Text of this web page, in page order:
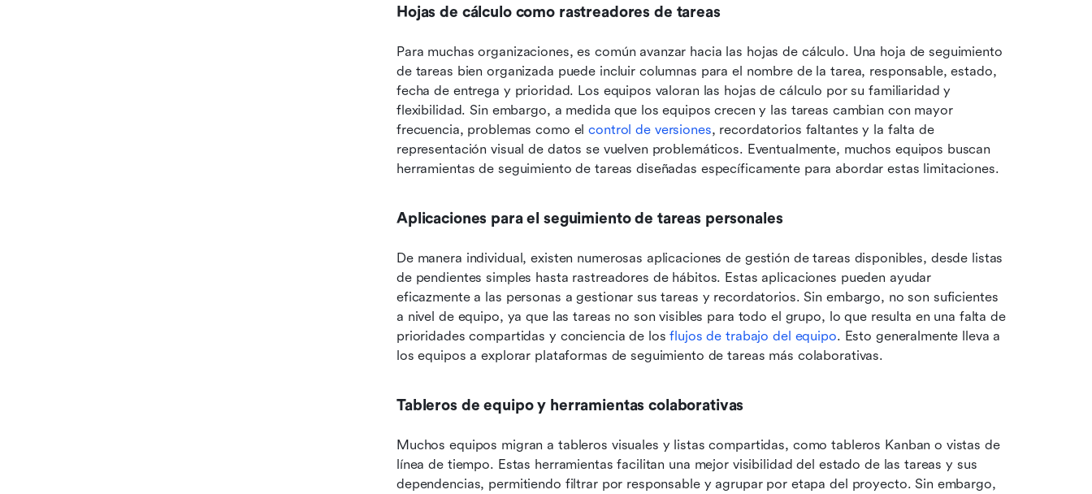
Hojas de cálculo como rastreadores de tareas
Para muchas organizaciones, es común avanzar hacia las hojas de cálculo. Una hoja de seguimiento
de tareas bien organizada puede incluir columnas para el nombre de la tarea, responsable, estado,
fecha de entrega y prioridad. Los equipos valoran las hojas de cálculo por su familiaridad y
flexibilidad. Sin embargo, a medida que los equipos crecen y las tareas cambian con mayor
frecuencia, problemas como el control de versiones, recordatorios faltantes y la falta de
representación visual de datos se vuelven problemáticos. Eventualmente, muchos equipos buscan
herramientas de seguimiento de tareas diseñadas específicamente para abordar estas limitaciones.
Aplicaciones para el seguimiento de tareas personales
De manera individual, existen numerosas aplicaciones de gestión de tareas disponibles, desde listas
de pendientes simples hasta rastreadores de hábitos. Estas aplicaciones pueden ayudar
eficazmente a las personas a gestionar sus tareas y recordatorios. Sin embargo, no son suficientes
a nivel de equipo, ya que las tareas no son visibles para todo el grupo, lo que resulta en una falta de
prioridades compartidas y conciencia de los flujos de trabajo del equipo. Esto generalmente lleva a
los equipos a explorar plataformas de seguimiento de tareas más colaborativas.
Tableros de equipo y herramientas colaborativas
Muchos equipos migran a tableros visuales y listas compartidas, como tableros Kanban o vistas de
línea de tiempo. Estas herramientas facilitan una mejor visibilidad del estado de las tareas y sus
dependencias, permitiendo filtrar por responsable y agrupar por etapa del proyecto. Sin embargo,